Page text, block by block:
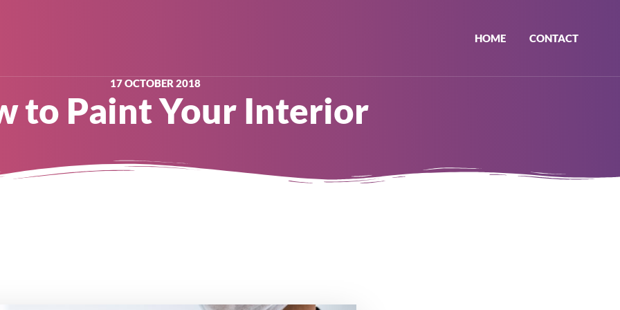
HOME CONTACT
17 OCTOBER 2018
to Paint Your Interior